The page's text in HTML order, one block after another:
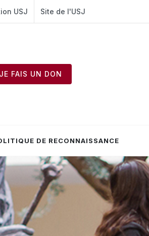
USJ Site de l'USJ
JE FAIS UN DON
DE RECONNAISSANCE